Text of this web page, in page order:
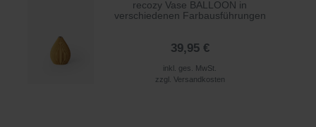
recozy Vase BALLOON in
verschiedenen Farbausführungen
39,95 €
inkl. ges. MwSt.
zzgl. Versandkosten